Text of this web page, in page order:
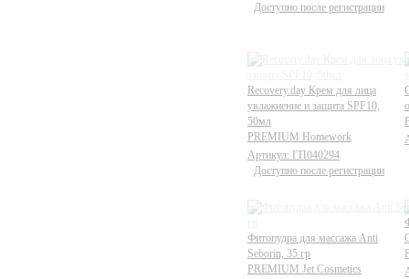
Доступно после регистрации
Recovery.day Крем для лица
увлажнение и защита SPF10,
50мл
PREMIUM Homework
Артикул: ГП040294
Доступно после регистрации
Фитопудра для массажа Anti
Seborin, 35 гр
PREMIUM Jet Cosmetics